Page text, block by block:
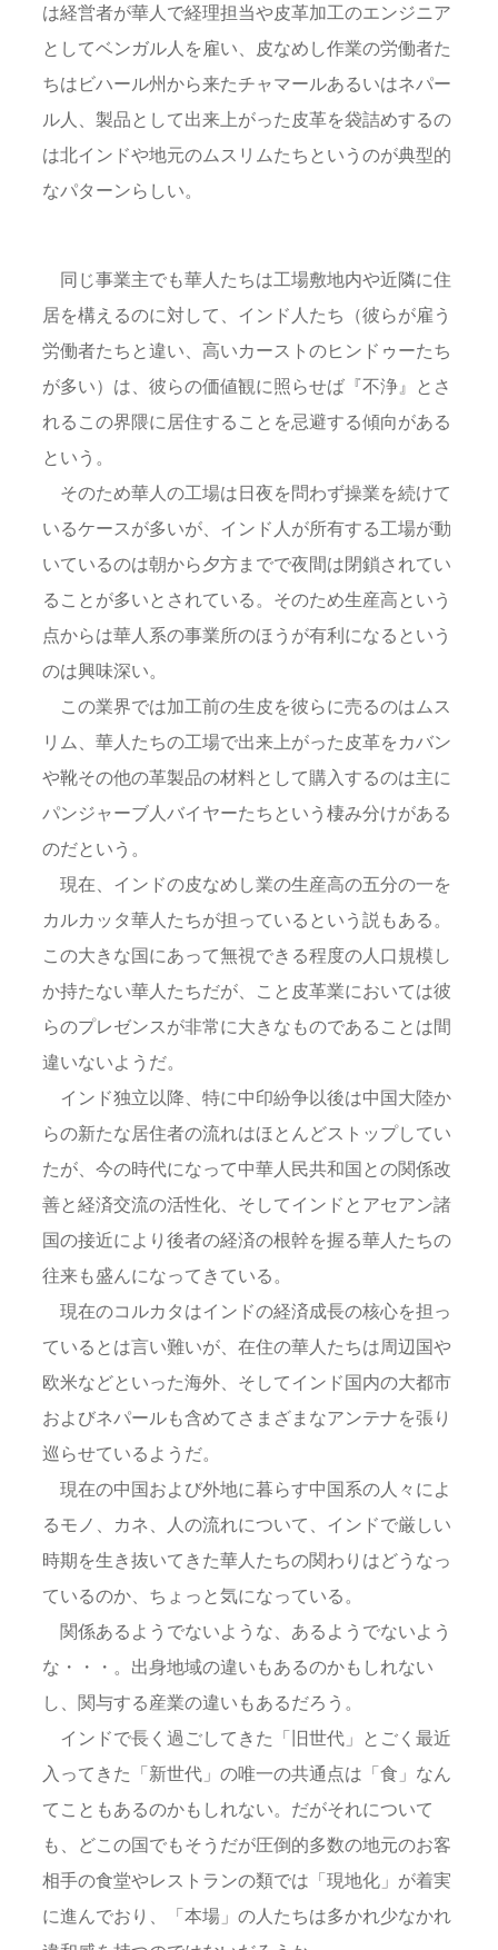
は経営者が華人で経理担当や皮革加工のエンジニア
としてベンガル人を雇い、皮なめし作業の労働者た
ちはビハール州から来たチャマールあるいはネパー
ル人、製品として出来上がった皮革を袋詰めするの
は北インドや地元のムスリムたちというのが典型的
なパターンらしい。
同じ事業主でも華人たちは工場敷地内や近隣に住
居を構えるのに対して、インド人たち（彼らが雇う
労働者たちと違い、高いカーストのヒンドゥーたち
が多い）は、彼らの価値観に照らせば『不浄』とさ
れるこの界隈に居住することを忌避する傾向がある
という。
そのため華人の工場は日夜を問わず操業を続けて
いるケースが多いが、インド人が所有する工場が動
いているのは朝から夕方までで夜間は閉鎖されてい
ることが多いとされている。そのため生産高という
点からは華人系の事業所のほうが有利になるという
のは興味深い。
この業界では加工前の生皮を彼らに売るのはムス
リム、華人たちの工場で出来上がった皮革をカバン
や靴その他の革製品の材料として購入するのは主に
パンジャーブ人バイヤーたちという棲み分けがある
のだという。
現在、インドの皮なめし業の生産高の五分の一を
カルカッタ華人たちが担っているという説もある。
この大きな国にあって無視できる程度の人口規模し
か持たない華人たちだが、こと皮革業においては彼
らのプレゼンスが非常に大きなものであることは間
違いないようだ。
インド独立以降、特に中印紛争以後は中国大陸か
らの新たな居住者の流れはほとんどストップしてい
たが、今の時代になって中華人民共和国との関係改
善と経済交流の活性化、そしてインドとアセアン諸
国の接近により後者の経済の根幹を握る華人たちの
往来も盛んになってきている。
現在のコルカタはインドの経済成長の核心を担っ
ているとは言い難いが、在住の華人たちは周辺国や
欧米などといった海外、そしてインド国内の大都市
およびネパールも含めてさまざまなアンテナを張り
巡らせているようだ。
現在の中国および外地に暮らす中国系の人々によ
るモノ、カネ、人の流れについて、インドで厳しい
時期を生き抜いてきた華人たちの関わりはどうなっ
ているのか、ちょっと気になっている。
関係あるようでないような、あるようでないよう
な・・・。出身地域の違いもあるのかもしれない
し、関与する産業の違いもあるだろう。
インドで長く過ごしてきた「旧世代」とごく最近
入ってきた「新世代」の唯一の共通点は「食」なん
てこともあるのかもしれない。だがそれについて
も、どこの国でもそうだが圧倒的多数の地元のお客
相手の食堂やレストランの類では「現地化」が着実
に進んでおり、「本場」の人たちは多かれ少なかれ